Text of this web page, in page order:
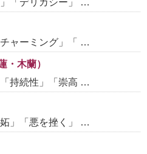
ャーミング」「 …
・木蘭）
持続性」「崇高 …
」「悪を挫く」 …